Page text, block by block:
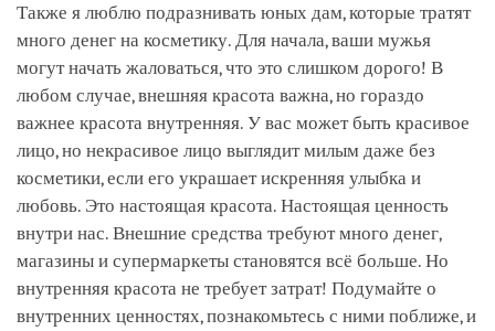
Также я люблю подразнивать юных дам, которые тратят
много денег на косметику. Для начала, ваши мужья
могут начать жаловаться, что это слишком дорого! В
любом случае, внешняя красота важна, но гораздо
важнее красота внутренняя. У вас может быть красивое
лицо, но некрасивое лицо выглядит милым даже без
косметики, если его украшает искренняя улыбка и
любовь. Это настоящая красота. Настоящая ценность
внутри нас. Внешние средства требуют много денег,
магазины и супермаркеты становятся всё больше. Но
внутренняя красота не требует затрат! Подумайте о
внутренних ценностях, познакомьтесь с ними поближе, и